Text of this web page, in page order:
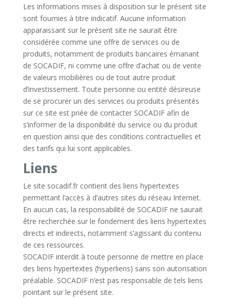
Les informations mises à disposition sur le présent site
sont fournies à titre indicatif. Aucune information
apparaissant sur le présent site ne saurait être
considérée comme une offre de services ou de
produits, notamment de produits bancaires émanant
de SOCADIF, ni comme une offre d’achat ou de vente
de valeurs mobilières ou de tout autre produit
d’investissement. Toute personne ou entité désireuse
de se procurer un des services ou produits présentés
sur ce site est priée de contacter SOCADIF afin de
s’informer de la disponibilité du service ou du produit
en question ainsi que des conditions contractuelles et
des tarifs qui lui sont applicables.
Liens
Le site socadif.fr contient des liens hypertextes
permettant l’accès à d’autres sites du réseau Internet.
En aucun cas, la responsabilité de SOCADIF ne saurait
être recherchée sur le fondement des liens hypertextes
directs et indirects, notamment s’agissant du contenu
de ces ressources.
SOCADIF interdit à toute personne de mettre en place
des liens hypertextes (hyperliens) sans son autorisation
préalable. SOCADIF n’est pas responsable de tels liens
pointant sur le présent site.